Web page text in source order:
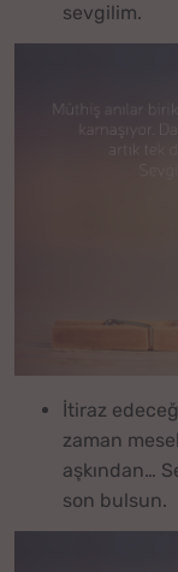
sevgilim.
İtiraz
zaman
aşkından…
son bulsun.